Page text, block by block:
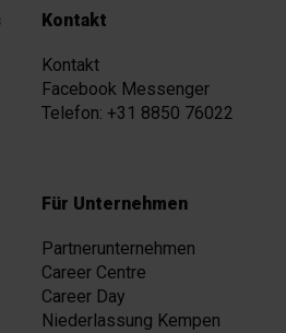
Kontakt
Kontakt
Facebook Messenger
Telefon: +31 8850 76022
Für Unternehmen
Partnerunternehmen
Career Centre
Career Day
Niederlassung Kempen